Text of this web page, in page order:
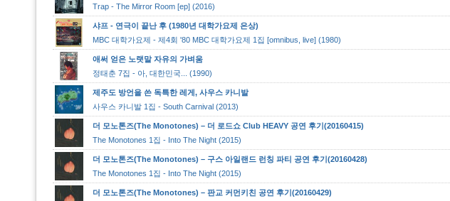
Trap - The Mirror Room [ep] (2016)
샤프 - 연극이 끝난 후 (1980년 대학가요제 은상)
MBC 대학가요제 - 제4회 '80 MBC 대학가요제 1집 [omnibus, live] (1980)
애써 얻은 노랫말 자유의 가벼움
정태춘 7집 - 아, 대한민국... (1990)
제주도 방언을 쓴 독특한 레게, 사우스 카니발
사우스 카니발 1집 - South Carnival (2013)
더 모노톤즈(The Monotones) – 더 로드쇼 Club HEAVY 공연 후기(20160415)
The Monotones 1집 - Into The Night (2015)
더 모노톤즈(The Monotones) – 구스 아일랜드 런칭 파티 공연 후기(20160428)
The Monotones 1집 - Into The Night (2015)
더 모노톤즈(The Monotones) – 판교 커먼키친 공연 후기(20160429)